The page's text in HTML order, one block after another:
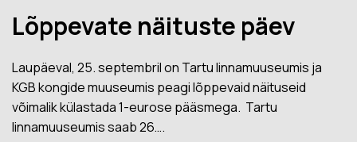
Lõppevate näituste päev
Laupäeval, 25. septembril on Tartu linnamuuseumis ja
KGB kongide muuseumis peagi lõppevaid näituseid
võimalik külastada 1-eurose pääsmega. Tartu
linnamuuseumis saab 26….